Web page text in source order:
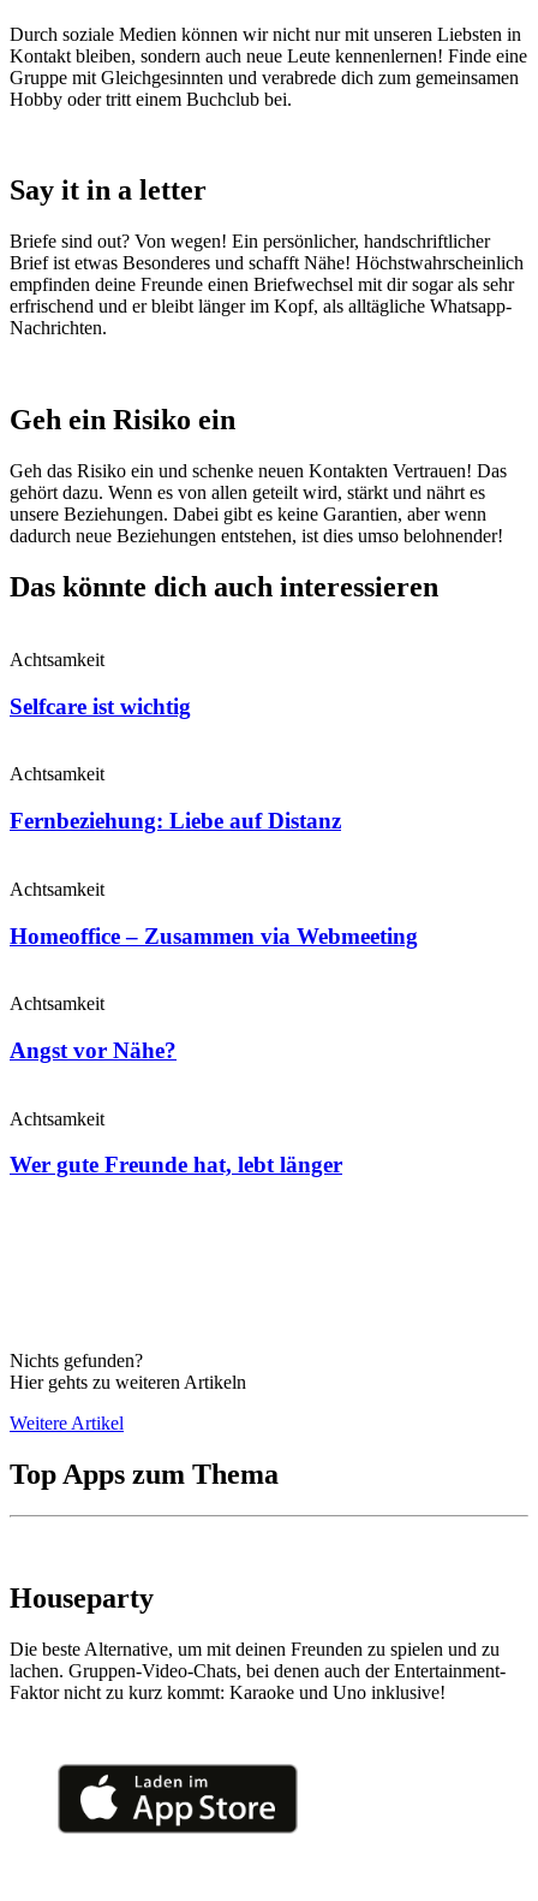
Durch soziale Medien können wir nicht nur mit unseren Liebsten in
Kontakt bleiben, sondern auch neue Leute kennenlernen! Finde eine
Gruppe mit Gleichgesinnten und verabrede dich zum gemeinsamen
Hobby oder tritt einem Buchclub bei.
Say it in a letter
Briefe sind out? Von wegen! Ein persönlicher, handschriftlicher
Brief ist etwas Besonderes und schafft Nähe! Höchstwahrscheinlich
empfinden deine Freunde einen Briefwechsel mit dir sogar als sehr
erfrischend und er bleibt länger im Kopf, als alltägliche Whatsapp-
Nachrichten.
Geh ein Risiko ein
Geh das Risiko ein und schenke neuen Kontakten Vertrauen! Das
gehört dazu. Wenn es von allen geteilt wird, stärkt und nährt es
unsere Beziehungen. Dabei gibt es keine Garantien, aber wenn
dadurch neue Beziehungen entstehen, ist dies umso belohnender!
Das könnte dich auch interessieren
Achtsamkeit
Selfcare ist wichtig
Achtsamkeit
Fernbeziehung: Liebe auf Distanz
Achtsamkeit
Homeoffice – Zusammen via Webmeeting
Achtsamkeit
Angst vor Nähe?
Achtsamkeit
Wer gute Freunde hat, lebt länger
Nichts gefunden?
Hier gehts zu weiteren Artikeln
Weitere Artikel
Top Apps zum Thema
Houseparty
Die beste Alternative, um mit deinen Freunden zu spielen und zu
lachen. Gruppen-Video-Chats, bei denen auch der Entertainment-
Faktor nicht zu kurz kommt: Karaoke und Uno inklusive!